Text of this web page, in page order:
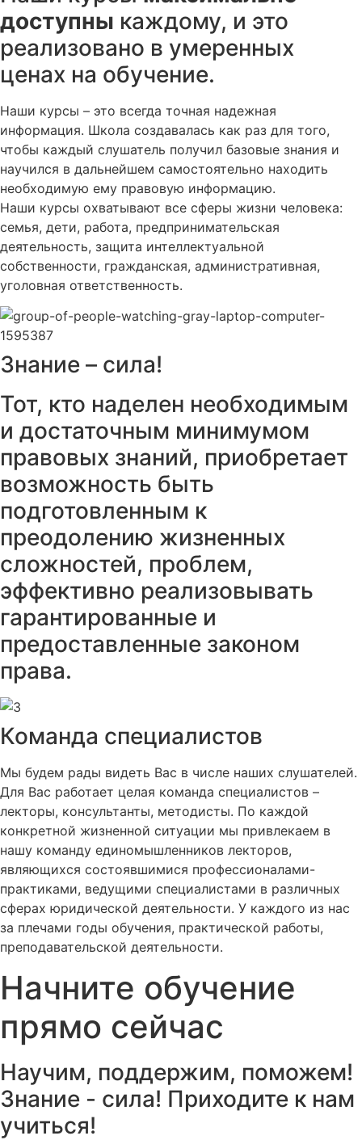
доступны каждому, и это
реализовано в умеренных
ценах на обучение.
Наши курсы – это всегда точная надежная
информация. Школа создавалась как раз для того,
чтобы каждый слушатель получил базовые знания и
научился в дальнейшем самостоятельно находить
необходимую ему правовую информацию.
Наши курсы охватывают все сферы жизни человека:
семья, дети, работа, предпринимательская
деятельность, защита интеллектуальной
собственности, гражданская, административная,
уголовная ответственность.
Знание – сила!
Тот, кто наделен необходимым
и достаточным минимумом
правовых знаний, приобретает
возможность быть
подготовленным к
преодолению жизненных
сложностей, проблем,
эффективно реализовывать
гарантированные и
предоставленные законом
права.
Команда специалистов
Мы будем рады видеть Вас в числе наших слушателей.
Для Вас работает целая команда специалистов –
лекторы, консультанты, методисты. По каждой
конкретной жизненной ситуации мы привлекаем в
нашу команду единомышленников лекторов,
являющихся состоявшимися профессионалами-
практиками, ведущими специалистами в различных
сферах юридической деятельности. У каждого из нас
за плечами годы обучения, практической работы,
преподавательской деятельности.
Начните обучение
прямо сейчас
Научим, поддержим, поможем!
Знание - сила! Приходите к нам
учиться!